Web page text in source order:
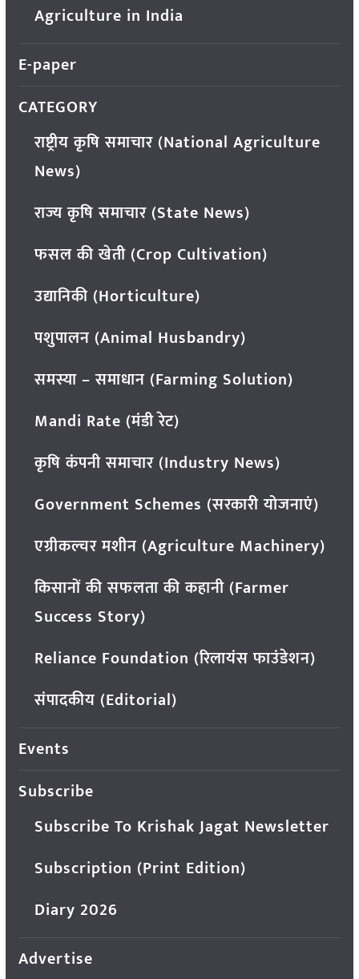
Agriculture in India
E-paper
CATEGORY
राष्ट्रीय कृषि समाचार (National Agriculture
News)
राज्य कृषि समाचार (State News)
फसल की खेती (Crop Cultivation)
उद्यानिकी (Horticulture)
पशुपालन (Animal Husbandry)
समस्या – समाधान (Farming Solution)
Mandi Rate (मंडी रेट)
कृषि कंपनी समाचार (Industry News)
Government Schemes (सरकारी योजनाएं)
एग्रीकल्चर मशीन (Agriculture Machinery)
किसानों की सफलता की कहानी (Farmer
Success Story)
Reliance Foundation (रिलायंस फाउंडेशन)
संपादकीय (Editorial)
Events
Subscribe
Subscribe To Krishak Jagat Newsletter
Subscription (Print Edition)
Diary 2026
Advertise